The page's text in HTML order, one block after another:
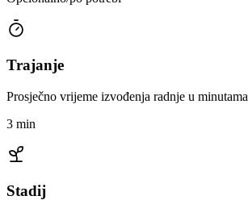
Trajanje
Prosječno vrijeme izvođenja radnje u minutama
3 min
Stadij